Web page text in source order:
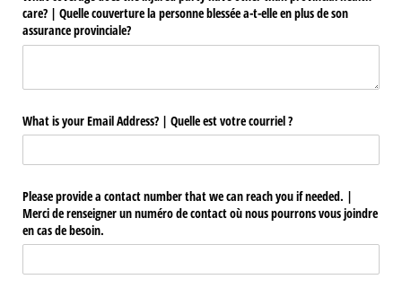
care? | Quelle couverture la personne blessée a-t-elle en plus de son
assurance provinciale?
What is your Email Address? | Quelle est votre courriel ?
Please provide a contact number that we can reach you if needed. |
Merci de renseigner un numéro de contact où nous pourrons vous joindre
en cas de besoin.